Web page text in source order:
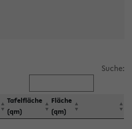
Suche:
Tafelfläche
(qm)
Fläche
(qm)